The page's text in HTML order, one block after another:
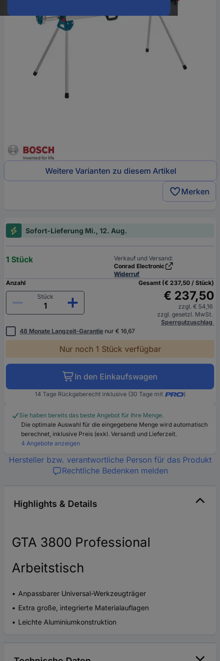
Weitere Varianten zu diesem Artikel
Merken
Sofort-Lieferung Mi., 12. Aug.
1 Stück
Verkauf und Versand:
Conrad Electronic
Widerruf
Anzahl
Stück
Gesamt (€ 237,50 / Stück)
€ 237,50
zzgl. € 54,16
zzgl. gesetzl. MwSt.
Sperrgutzuschlag
48 Monate Langzeit-Garantie nur € 16,67
Nur noch 1 Stück verfügbar
In den Einkaufswagen
14 Tage Rückgaberecht inklusive (30 Tage mit )
Sie haben bereits das beste Angebot für Ihre Menge.
Die optimale Auswahl für die eingegebene Menge wird automatisch
berechnet, inklusive Preis (exkl. Versand) und Lieferzeit.
4 Angebote anzeigen
Hersteller bzw. verantwortliche Person für das Produkt
Rechtliche Bedenken melden
Highlights & Details
GTA 3800 Professional
Arbeitstisch
Anpassbarer Universal-Werkzeugträger
Extra große, integrierte Materialauflagen
Leichte Aluminiumkonstruktion